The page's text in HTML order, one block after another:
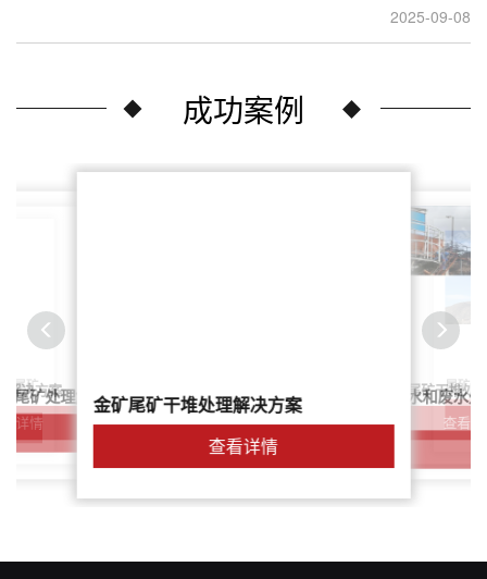
附加值的粉体，离不开一套专业的石英砂磨粉成套设备。本
文将从设备、工艺到应用，为您全面解析这条生产线。
2025-09-08
成功案例
尾矿
解决方案
详情
尾矿处理解决方案简介金矿尾矿干堆处理解决方案
查看详情
鑫海尾矿处理系统：尾矿水和废水
解决方案
针对稀土尾矿干堆处
查看
尾矿干